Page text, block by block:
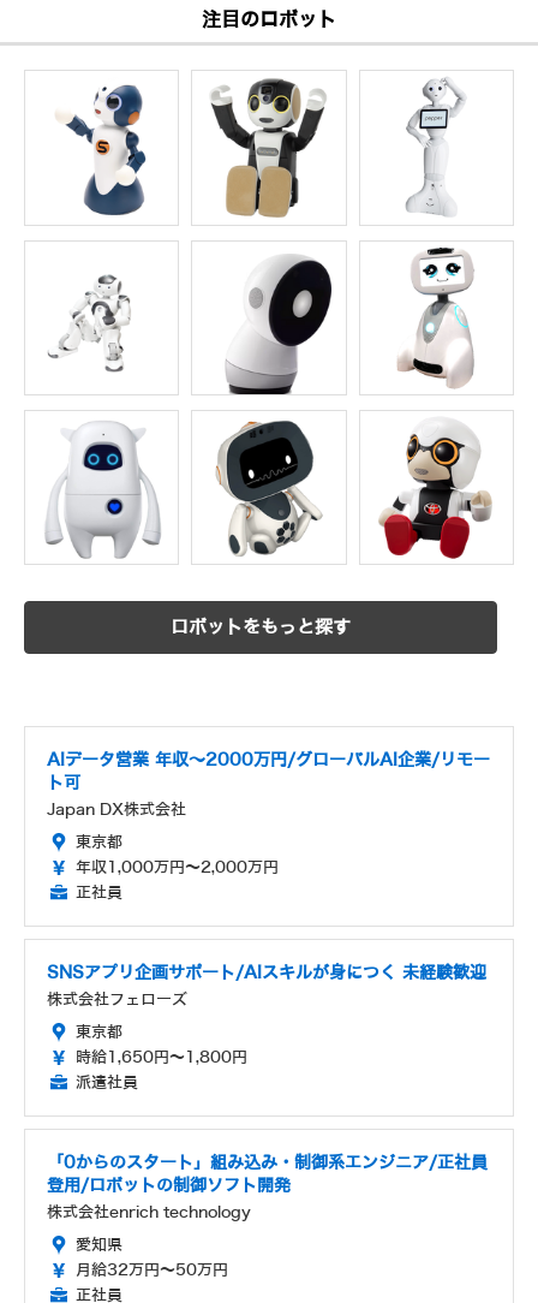
注目のロボット
ロボットをもっと探す
AIデータ営業 年収～2000万円/グローバルAI企業/リモー
ト可
Japan DX株式会社
東京都
年収1,000万円～2,000万円
正社員
SNSアプリ企画サポート/AIスキルが身につく 未経験歓迎
株式会社フェローズ
東京都
時給1,650円～1,800円
派遣社員
「0からのスタート」組み込み・制御系エンジニア/正社員
登用/ロボットの制御ソフト開発
株式会社enrich technology
愛知県
月給32万円～50万円
正社員